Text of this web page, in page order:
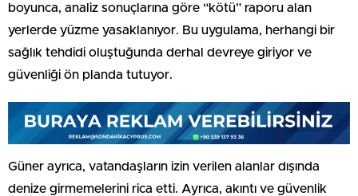
boyunca, analiz sonuçlarına göre “kötü” raporu alan
yerlerde yüzme yasaklanıyor. Bu uygulama, herhangi bir
sağlık tehdidi oluştuğunda derhal devreye giriyor ve
güvenliği ön planda tutuyor.
Güner ayrıca, vatandaşların izin verilen alanlar dışında
denize girmemelerini rica etti. Ayrıca, akıntı ve güvenlik